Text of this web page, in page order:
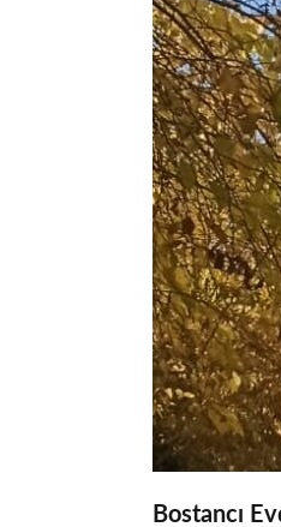
Bostancı